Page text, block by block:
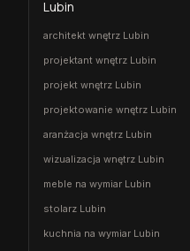
Lubin
architekt wnętrz Lubin
projektant wnętrz Lubin
projekt wnętrz Lubin
projektowanie wnętrz Lubin
aranżacja wnętrz Lubin
wizualizacja wnętrz Lubin
meble na wymiar Lubin
stolarz Lubin
kuchnia na wymiar Lubin